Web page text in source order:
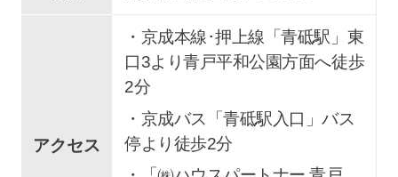
アクセス
・京成本線･押上線「青砥駅」東
口3より青戸平和公園方面へ徒歩
2分
・京成バス「青砥駅入口」バス
停より徒歩2分